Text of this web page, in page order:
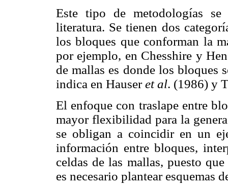
Este tipo de metodologías
literatura. Se tienen dos
los bloques que conforman la
por ejemplo, en Chesshire y
de mallas es donde los bloques
indica en Hauseret al. (1986) y
El enfoque con traslape entre
mayor flexibilidad para la
se obligan a coincidir en un
información entre bloques,
celdas de las mallas, puesto
es necesario plantear esquemas